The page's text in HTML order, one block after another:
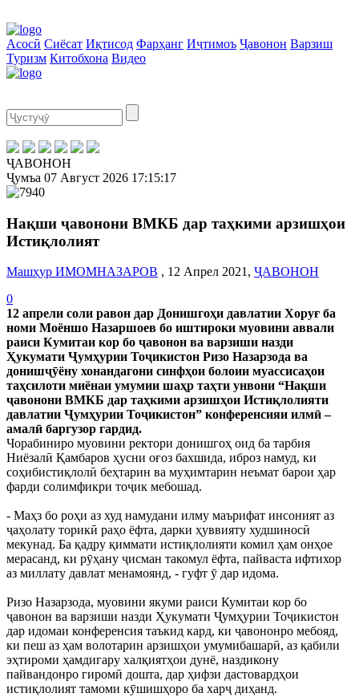
Асосӣ Сиёсат Иқтисод Фарҳанг Иҷтимоъ Ҷавонон Варзиш
Туризм Китобхона Видео
ҶАВОНОН
Ҷумъа 07 Август 2026 17:15:17
Нақши ҷавонони ВМКБ дар таҳкими арзишҳои
Истиқлолият
Машҳур ИМОМНАЗАРОВ , 12 Апрел 2021, ҶАВОНОН
0
12 апрели соли равон дар Донишгоҳи давлатии Хоруғ ба
номи Моёншо Назаршоев бо иштироки муовини аввали
раиси Кумитаи кор бо ҷавонон ва варзиши назди
Ҳукумати Ҷумҳурии Тоҷикистон Ризо Назарзода ва
донишҷӯёну хонандагони синфҳои болоии муассисаҳои
таҳсилоти миёнаи умумии шаҳр таҳти унвони “Нақши
ҷавонони ВМКБ дар таҳкими арзишҳои Истиқлолияти
давлатии Ҷумҳурии Тоҷикистон” конференсияи илмӣ –
амалӣ баргузор гардид.
Чорабиниро муовини ректори донишгоҳ оид ба тарбия
Ниёзалӣ Қамбаров ҳусни оғоз бахшида, иброз намуд, ки
соҳибистиқлолӣ беҳтарин ва муҳимтарин неъмат барои ҳар
фарди солимфикри тоҷик мебошад.
- Маҳз бо роҳи аз худ намудани илму маърифат инсоният аз
ҷаҳолату торикӣ раҳо ёфта, дарки ҳуввияту худшиносӣ
мекунад. Ба қадру қиммати истиқлолияти комил ҳам онҳое
мерасанд, ки рӯҳану ҷисман такомул ёфта, пайваста ифтихор
аз миллату давлат менамоянд, - гуфт ӯ дар идома.
Ризо Назарзода, муовини якуми раиси Кумитаи кор бо
ҷавонон ва варзиши назди Ҳукумати Ҷумҳурии Тоҷикистон
дар идомаи конференсия таъкид кард, ки ҷавононро мебояд,
ки пеш аз ҳам волотарин арзишҳои умумибашарӣ, аз қабили
эҳтироми ҳамдигару халқиятҳои дунё, наздикону
пайвандонро гиромӣ дошта, дар ҳифзи дастовардҳои
истиқлолият тамоми кӯшишҳоро ба харҷ диҳанд.